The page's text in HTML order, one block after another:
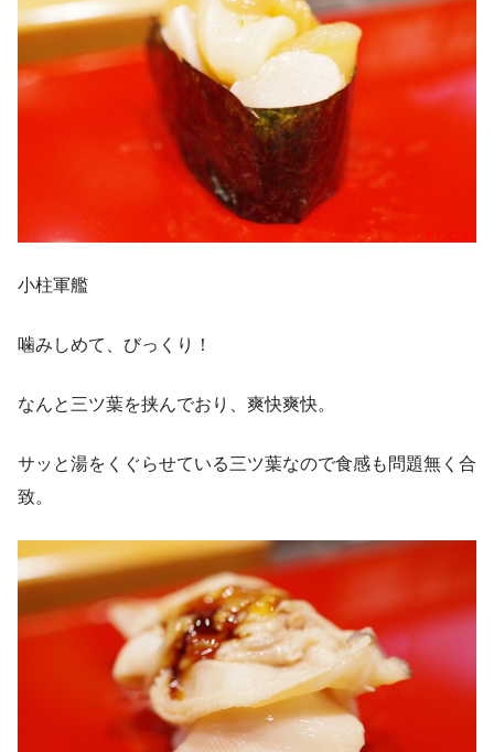
小柱軍艦
噛みしめて、びっくり！
なんと三ツ葉を挟んでおり、爽快爽快。
サッと湯をくぐらせている三ツ葉なので食感も問題無く合
致。